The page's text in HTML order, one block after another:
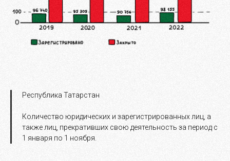
Республика Татарстан
Количество юридических и зарегистрированных лиц, а
также лиц, прекративших свою деятельность за период с
1 января по 1 ноября.